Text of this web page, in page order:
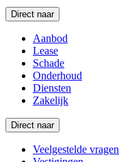
Direct naar
Aanbod
Lease
Schade
Onderhoud
Diensten
Zakelijk
Direct naar
Veelgestelde vragen